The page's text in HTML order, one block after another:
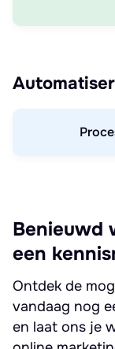
Benieuwd
een
Ontdek de
vandaag nog
en laat ons je